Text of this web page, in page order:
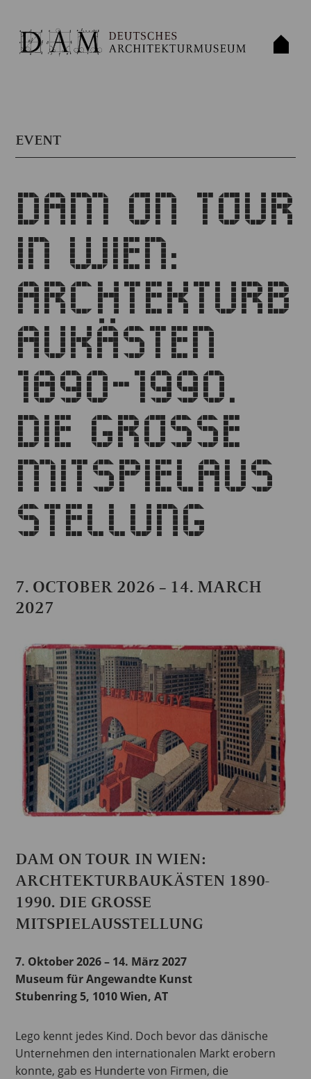
EVENT
DAM ON TOUR
IN WIEN:
ARCHTEKTURB
AUKÄSTEN
1890-1990.
DIE GROSSE M
ITSPIELAUSS
TELLUNG
7. OCTOBER 2026 – 14. MARCH
2027
DAM ON TOUR IN WIEN:
ARCHTEKTURBAUKÄSTEN 1890-
1990. DIE GROSSE M
ITSPIELAUSSTELLUNG
7. Oktober 2026 – 14. März 2027
Museum für Angewandte Kunst
Stubenring 5, 1010 Wien, AT
Lego kennt jedes Kind. Doch bevor das dänische
Unternehmen den internationalen Markt erobern
konnte, gab es Hunderte von Firmen, die